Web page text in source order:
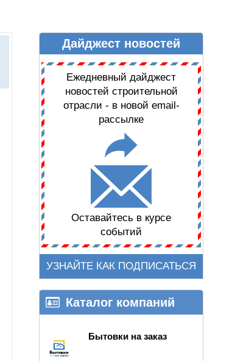
ДАЙДЖЕСТ НОВОСТЕЙДайджест новостей
Ежедневный дайджест
новостей строительной
отрасли - в новой email-
рассылке
Оставайтесь в курсе
событий
УЗНАЙТЕ КАК ПОДПИСАТЬСЯ
Каталог компаний
Бытовки на заказ